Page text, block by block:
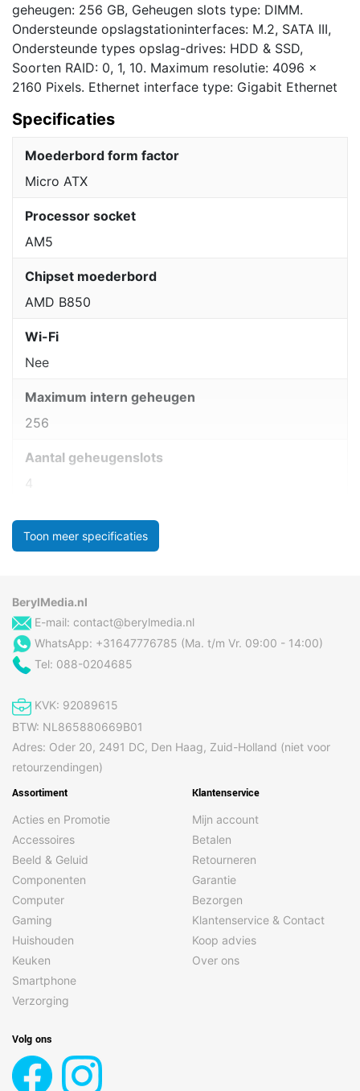
geheugen: 256 GB, Geheugen slots type: DIMM.
Ondersteunde opslagstationinterfaces: M.2, SATA III,
Ondersteunde types opslag-drives: HDD & SSD,
Soorten RAID: 0, 1, 10. Maximum resolutie: 4096 x
2160 Pixels. Ethernet interface type: Gigabit Ethernet
Specificaties
Moederbord form factor
Micro ATX
Processor socket
AM5
Chipset moederbord
AMD B850
Wi-Fi
Nee
Maximum intern geheugen
256
Aantal geheugenslots
4
Toon meer specificaties
BerylMedia.nl
E-mail: contact@berylmedia.nl
WhatsApp: +31647776785 (Ma. t/m Vr. 09:00 - 14:00)
Tel: 088-0204685
KVK: 92089615
BTW: NL865880669B01
Adres: Oder 20, 2491 DC, Den Haag, Zuid-Holland (niet voor
retourzendingen)
Assortiment
Acties en Promotie
Accessoires
Beeld & Geluid
Componenten
Computer
Gaming
Huishouden
Keuken
Smartphone
Verzorging
Klantenservice
Mijn account
Betalen
Retourneren
Garantie
Bezorgen
Klantenservice & Contact
Koop advies
Over ons
Volg ons